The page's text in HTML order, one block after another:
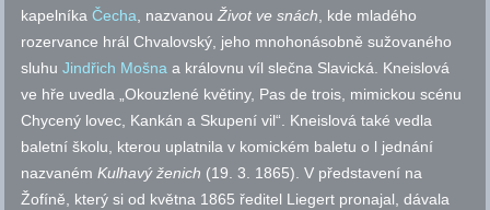
kapelníkaČecha, nazvanouŽivot ve snách, kde mladého
rozervance hrál Chvalovský, jeho mnohonásobně sužovaného
sluhuJindřich Mošna a královnu víl slečna Slavická. Kneislová
ve hře uvedla „Okouzlené květiny, Pas de trois, mimickou scénu
Chycený lovec, Kankán a Skupení vil“. Kneislová také vedla
baletní školu, kterou uplatnila v komickém baletu o l jednání
nazvanémKulhavý ženich (19. 3. 1865). V představení na
Žofíně, který si od května 1865 ředitel Liegert pronajal, dávala